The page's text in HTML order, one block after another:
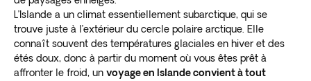
L’Islande a un climat essentiellement subarctique, qui se
trouve juste à l’extérieur du cercle polaire arctique. Elle
connaît souvent des températures glaciales en hiver et des
étés doux, donc à partir du moment où vous êtes prêt à
affronter le froid, un voyage en Islande convient à tout